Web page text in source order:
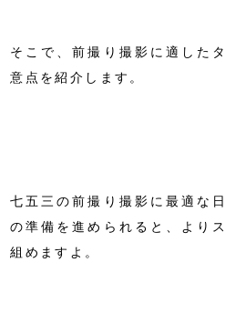
そこで、前撮り撮影に適した
意点を紹介します。
七五三の前撮り撮影に最適な
の準備を進められると、より
組めますよ。